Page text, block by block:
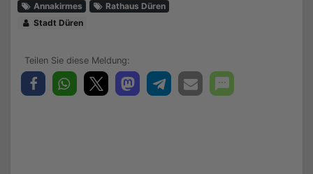
Annakirmes
Rathaus Düren
Stadt Düren